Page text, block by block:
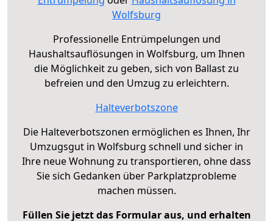
Wolfsburg
Professionelle Entrümpelungen und
Haushaltsauflösungen in Wolfsburg, um Ihnen
die Möglichkeit zu geben, sich von Ballast zu
befreien und den Umzug zu erleichtern.
Halteverbotszone
Die Halteverbotszonen ermöglichen es Ihnen, Ihr
Umzugsgut in Wolfsburg schnell und sicher in
Ihre neue Wohnung zu transportieren, ohne dass
Sie sich Gedanken über Parkplatzprobleme
machen müssen.
Füllen Sie jetzt das Formular aus, und erhalten